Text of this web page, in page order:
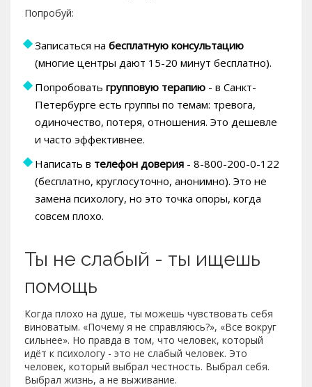
Попробуй:
Записаться на бесплатную консультацию
(многие центры дают 15-20 минут бесплатно).
Попробовать групповую терапию - в Санкт-
Петербурге есть группы по темам: тревога,
одиночество, потеря, отношения. Это дешевле
и часто эффективнее.
Написать в телефон доверия - 8-800-200-0-122
(бесплатно, круглосуточно, анонимно). Это не
замена психологу, но это точка опоры, когда
совсем плохо.
Ты не слабый - ты ищешь
помощь
Когда плохо на душе, ты можешь чувствовать себя
виноватым. «Почему я не справляюсь?», «Все вокруг
сильнее». Но правда в том, что человек, который
идёт к психологу - это не слабый человек. Это
человек, который выбрал честность. Выбрал себя.
Выбрал жизнь, а не выживание.